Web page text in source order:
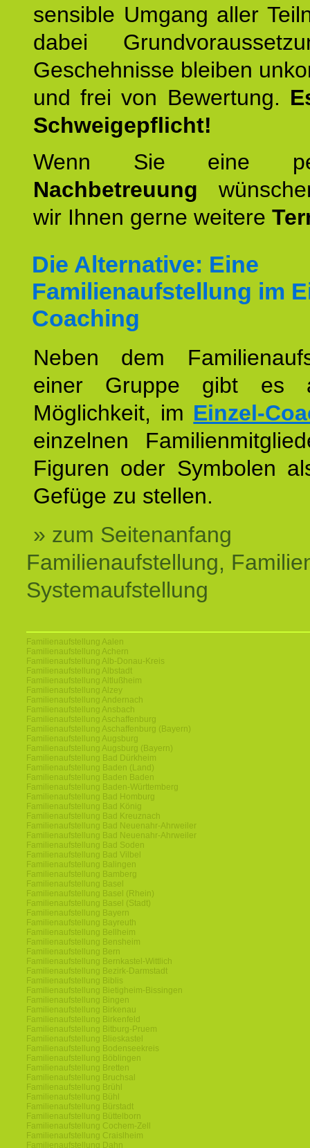
sensible Umgang aller
dabei
Geschehnisse bleiben
und frei von Bewertung.
Schweigepflicht!
Wenn Sie eine
Nachbetreuung
wir Ihnen gerne weitere
Die Alternative: Eine
Familienaufstellung im
Coaching
Neben dem
einer Gruppe gibt es
Möglichkeit, im Einzel-
einzelnen
Figuren oder Symbolen
Gefüge zu stellen.
» zum Seitenanfang
Familienaufstellung,
Systemaufstellung
Familienaufstellung Aalen
Familienaufstellung Achern
Familienaufstellung Alb-Donau-Kreis
Familienaufstellung Albstadt
Familienaufstellung Altlußheim
Familienaufstellung Alzey
Familienaufstellung Andernach
Familienaufstellung Ansbach
Familienaufstellung Aschaffenburg
Familienaufstellung Aschaffenburg (Bayern)
Familienaufstellung Augsburg
Familienaufstellung Augsburg (Bayern)
Familienaufstellung Bad Dürkheim
Familienaufstellung Baden (Land)
Familienaufstellung Baden Baden
Familienaufstellung Baden-Württemberg
Familienaufstellung Bad Homburg
Familienaufstellung Bad König
Familienaufstellung Bad Kreuznach
Familienaufstellung Bad Neuenahr-Ahrweiler
Familienaufstellung Bad Neuenahr-Ahrweiler
Familienaufstellung Bad Soden
Familienaufstellung Bad Vilbel
Familienaufstellung Balingen
Familienaufstellung Bamberg
Familienaufstellung Basel
Familienaufstellung Basel (Rhein)
Familienaufstellung Basel (Stadt)
Familienaufstellung Bayern
Familienaufstellung Bayreuth
Familienaufstellung Bellheim
Familienaufstellung Bensheim
Familienaufstellung Bern
Familienaufstellung Bernkastel-Wittlich
Familienaufstellung Bezirk-Darmstadt
Familienaufstellung Biblis
Familienaufstellung Bietigheim-Bissingen
Familienaufstellung Bingen
Familienaufstellung Birkenau
Familienaufstellung Birkenfeld
Familienaufstellung Bitburg-Pruem
Familienaufstellung Blieskastel
Familienaufstellung Bodenseekreis
Familienaufstellung Böblingen
Familienaufstellung Bretten
Familienaufstellung Bruchsal
Familienaufstellung Brühl
Familienaufstellung Bühl
Familienaufstellung Bürstadt
Familienaufstellung Büttelborn
Familienaufstellung Cochem-Zell
Familienaufstellung Craislheim
Familienaufstellung Dahn